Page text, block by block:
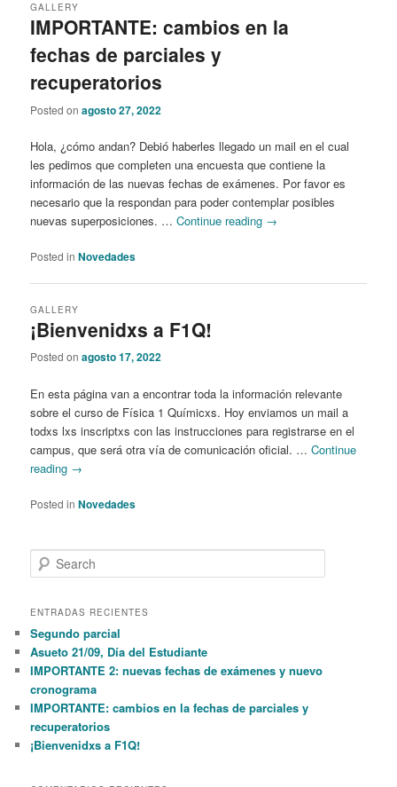
IMPORTANTE: cambios en la
fechas de parciales y
recuperatorios
GALLERY
Posted onagosto 27, 2022
Hola, ¿cómo andan? Debió haberles llegado un mail en el cual
les pedimos que completen una encuesta que contiene la
información de las nuevas fechas de exámenes. Por favor es
necesario que la respondan para poder contemplar posibles
nuevas superposiciones. …Continue reading →
Posted in Novedades
¡Bienvenidxs a F1Q!
GALLERY
Posted onagosto 17, 2022
En esta página van a encontrar toda la información relevante
sobre el curso de Física 1 Químicxs. Hoy enviamos un mail a
todxs lxs inscriptxs con las instrucciones para registrarse en el
campus, que será otra vía de comunicación oficial. …Continue
reading →
Posted in Novedades
e
r
h
ENTRADAS RECIENTES
Segundo parcial
Asueto 21/09, Día del Estudiante
IMPORTANTE 2: nuevas fechas de exámenes y nuevo
cronograma
IMPORTANTE: cambios en la fechas de parciales y
recuperatorios
¡Bienvenidxs a F1Q!